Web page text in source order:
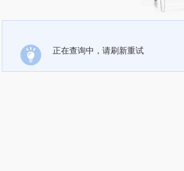
正在查询中，请刷新重试